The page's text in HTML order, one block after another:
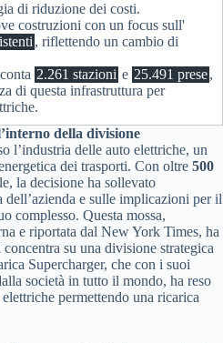
di riduzione dei costi.
costruzioni con un focus sull'
, riflettendo un cambio di
2.261 stazioni e 25.491 prese,
di questa infrastruttura per
della divisione
l’industria delle auto elettriche, un
dei trasporti. Con oltre 500
la decisione ha sollevato
e sulle implicazioni per il
complesso. Questa mossa,
e riportata dal New York Times, ha
su una divisione strategica
Supercharger, che con i suoi
società in tutto il mondo, ha reso
permettendo una ricarica